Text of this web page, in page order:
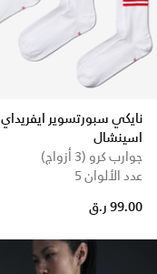
نايكي سبورتسوير ايفريداي
اسينشال
جوارب كرو (3 أزواج)
عدد الألوان 5
99.00 ر.ق